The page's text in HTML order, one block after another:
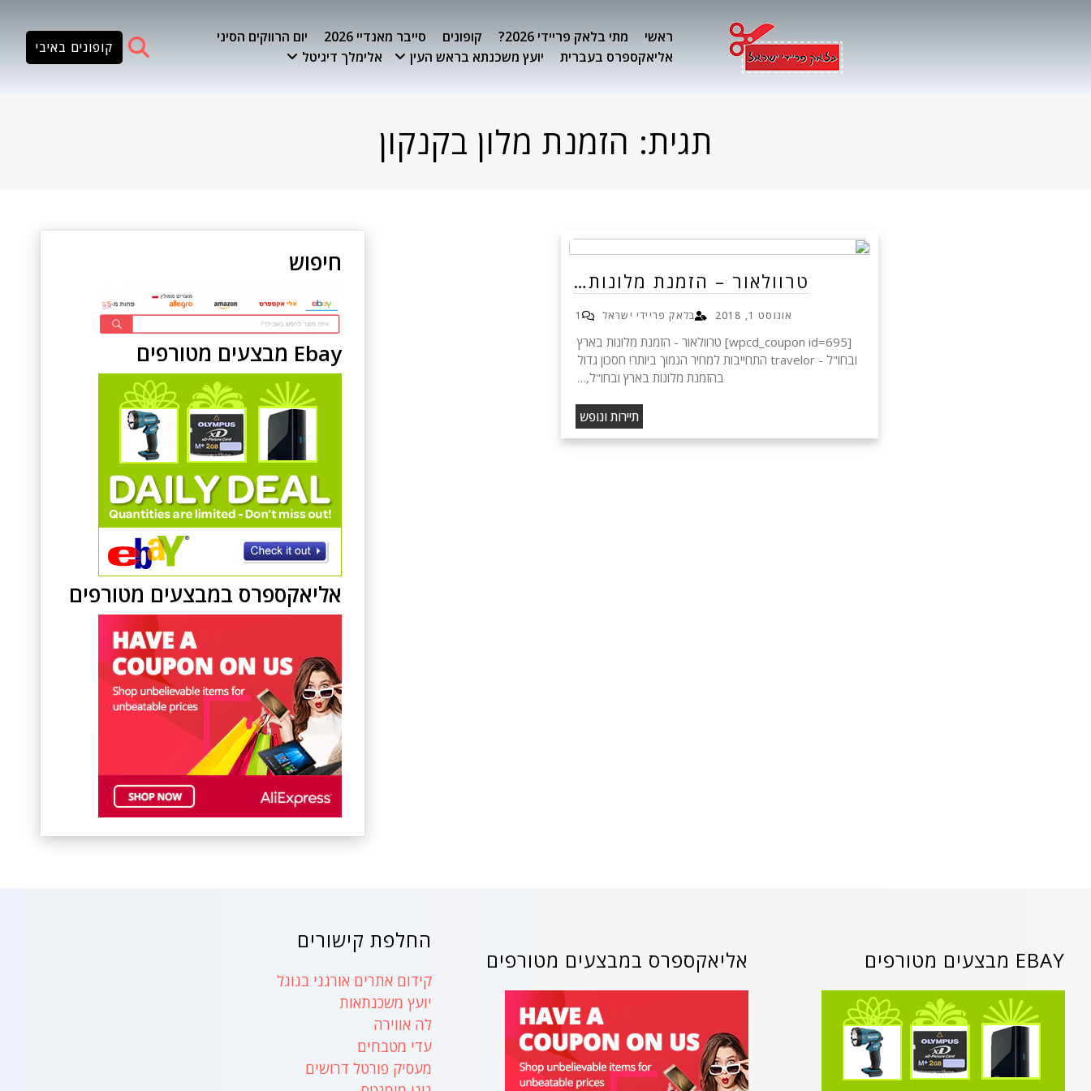
ראשי מתי בלאק פריידי 2026? קופונים סייבר מאנדיי 2026
יום הרווקים הסיני
אליאקספרס בעברית
יועץ משכנתא בראש העין אלימלך דיגיטל
קופונים באיבי
תגית: הזמנת מלון בקנקון
טרוולאור – הזמנת מלונות…
אוגוסט 1, 2018 בלאק פריידי ישראל 1
[wpcd_coupon id=695] טרוולאור - הזמנת מלונות בארץ
ובחו"ל - travelor התחייבות למחיר הנמוך ביותר! חסכון גדול
בהזמנת מלונות בארץ ובחו"ל,…
תיירות ונופש
חיפוש
Ebay מבצעים מטורפים
אליאקספרס במבצעים מטורפים
החלפת קישורים
קידום אתרים אורגני בגוגל
יועץ משכנתאות
לה אווירה
עדי מטבחים
מעסיק פורטל דרושים
אליאקספרס במבצעים מטורפים EBAY מבצעים מטורפים